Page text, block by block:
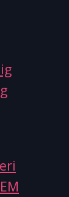
EM